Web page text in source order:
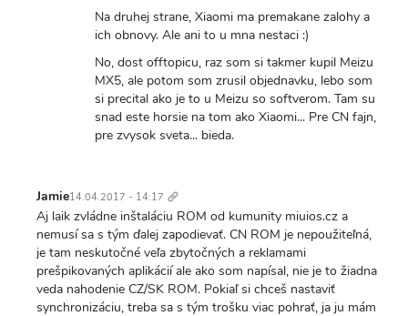
Na druhej strane, Xiaomi ma premakane zalohy a
ich obnovy. Ale ani to u mna nestaci :)
No, dost offtopicu, raz som si takmer kupil Meizu
MX5, ale potom som zrusil objednavku, lebo som
si precital ako je to u Meizu so softverom. Tam su
snad este horsie na tom ako Xiaomi... Pre CN fajn,
pre zvysok sveta... bieda.
Jamie14.04.2017 - 14:17 odkaz
Aj laik zvládne inštaláciu ROM od kumunity miuios.cz a
nemusí sa s tým ďalej zapodievať. CN ROM je nepoužiteľná,
je tam neskutočné veľa zbytočných a reklamami
prešpikovaných aplikácií ale ako som napísal, nie je to žiadna
veda nahodenie CZ/SK ROM. Pokiaľ si chceš nastaviť
synchronizáciu, treba sa s tým trošku viac pohrať, ja ju mám